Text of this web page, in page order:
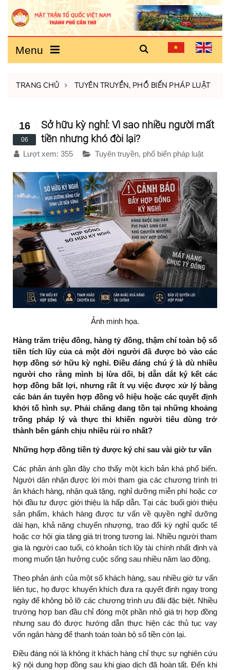
Menu
TRANG CHỦ TUYÊN TRUYỀN, PHỔ BIẾN PHÁP LUẬT
16
06
Sở hữu kỳ nghỉ: Vì sao nhiều người mất
tiền nhưng khó đòi lại?
Lượt xem: 355 Tuyên truyền, phổ biến pháp luật
Ảnh minh họa.
Hàng trăm triệu đồng, hàng tỷ đồng, thậm chí toàn bộ số
tiền tích lũy của cả một đời người đã được bỏ vào các
hợp đồng sở hữu kỳ nghỉ. Điều đáng chú ý là dù nhiều
người cho rằng mình bị lừa dối, bị dẫn dắt ký kết các
hợp đồng bất lợi, nhưng rất ít vụ việc được xử lý bằng
các bản án tuyên hợp đồng vô hiệu hoặc các quyết định
khởi tố hình sự. Phải chăng đang tồn tại những khoảng
trống pháp lý và thực thi khiến người tiêu dùng trở
thành bên gánh chịu nhiều rủi ro nhất?
Những hợp đồng tiền tỷ được ký chỉ sau vài giờ tư vấn
Các phản ánh gần đây cho thấy một kịch bản khá phổ biến.
Người dân nhận được lời mời tham gia các chương trình tri
ân khách hàng, nhận quà tặng, nghỉ dưỡng miễn phí hoặc cơ
hội đầu tư được giới thiệu là hấp dẫn. Tại các buổi giới thiệu
sản phẩm, khách hàng được tư vấn về quyền nghỉ dưỡng
dài hạn, khả năng chuyển nhượng, trao đổi kỳ nghỉ quốc tế
hoặc cơ hội gia tăng giá trị trong tương lai. Nhiều người tham
gia là người cao tuổi, có khoản tích lũy tài chính nhất định và
mong muốn tận hưởng cuộc sống sau nhiều năm lao động.
Theo phản ánh của một số khách hàng, sau nhiều giờ tư vấn
liên tục, họ được khuyến khích đưa ra quyết định ngay trong
ngày để không bỏ lỡ các chương trình ưu đãi đặc biệt. Nhiều
trường hợp ban đầu chỉ đóng một phần nhỏ giá trị hợp đồng
nhưng sau đó được hướng dẫn thực hiện các thủ tục vay
vốn ngân hàng để thanh toán toàn bộ số tiền còn lại.
Điều đáng nói là không ít khách hàng chỉ thực sự nghiên cứu
kỹ nội dung hợp đồng sau khi giao dịch đã hoàn tất. Đến khi